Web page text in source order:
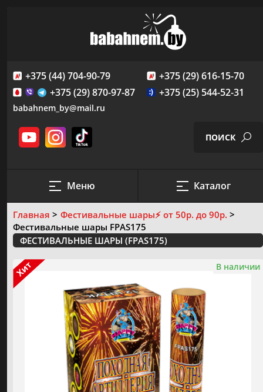
+375 (44) 704-90-79
+375 (29) 616-15-70
+375 (29) 870-97-87
+375 (25) 544-52-31
babahnem_by@mail.ru
ПОИСК
Меню Каталог
САЛЮТЫ И ФЕЙЕРВЕРКИ
СКИДКИ И АКЦИИ
ЛИЦЕНЗИЯ
ДЛЯ КЛИЕНТОВ
ВИДЕОКАТАЛОГ
ПРОВЕДЕНИЕ ФЕЙЕРВЕРК-ШОУ
Создание пиромузыкального шоу
Пиротехнические фигуры и надписи
Фонтаны холодного огня
Наши работы
Гендер-пати
Аренда спецэффектов
Главная Фестивальные шары⚡️ от 50р. до 90р.
Фестивальные шары FPAS175
ФЕСТИВАЛЬНЫЕ ШАРЫ (FPAS175)
В наличии